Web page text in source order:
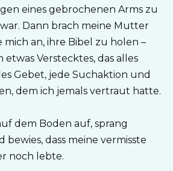
eines gebrochenen Arms zu
Dann brach meine Mutter
mich an, ihre Bibel zu holen –
Verstecktes, das alles
Gebet, jede Suchaktion und
dem ich jemals vertraut hatte.
dem Boden auf, sprang
bewies, dass meine vermisste
noch lebte.